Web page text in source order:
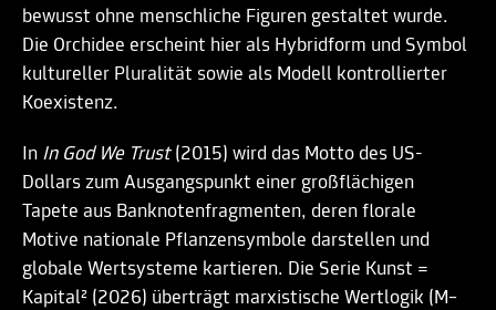
bewusst ohne menschliche Figuren gestaltet wurde.
Die Orchidee erscheint hier als Hybridform und Symbol
kultureller Pluralität sowie als Modell kontrollierter
Koexistenz.
In In God We Trust(2015) wird das Motto des US-
Dollars zum Ausgangspunkt einer großflächigen
Tapete aus Banknotenfragmenten, deren florale
Motive nationale Pflanzensymbole darstellen und
globale Wertsysteme kartieren. Die Serie Kunst =
Kapital² (2026) überträgt marxistische Wertlogik (M–